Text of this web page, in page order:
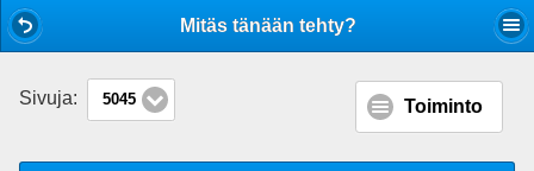
Mitäs tänään tehty?
Sivuja: 5045 Toiminto